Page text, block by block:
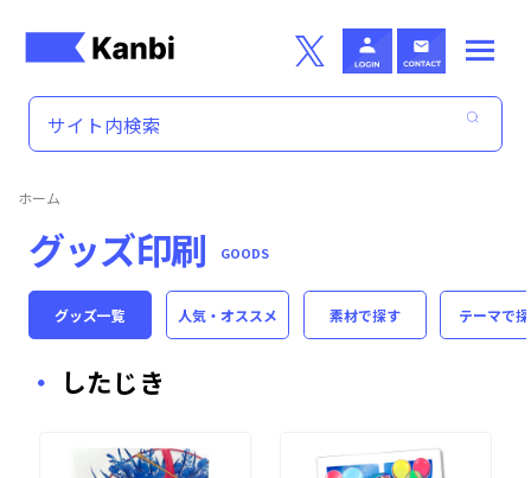
ホーム
グッズ印刷 GOODS
グッズ一覧 人気・オススメ 素材で探す テーマで
したじき